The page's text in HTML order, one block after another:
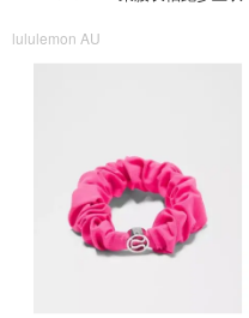
lululemon AU